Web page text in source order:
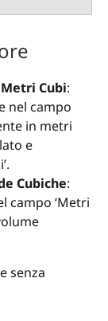
Cubi:
nel campo
in metri
e
Cubiche:
campo ‘Metri
senza